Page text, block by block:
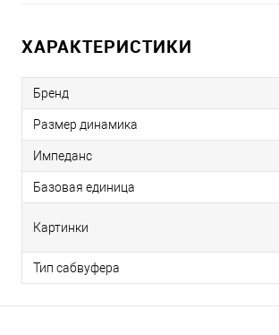
ХАРАКТЕРИСТИКИ
Бренд
Размер динамика
Импеданс
Базовая единица
Картинки
Тип сабвуфера